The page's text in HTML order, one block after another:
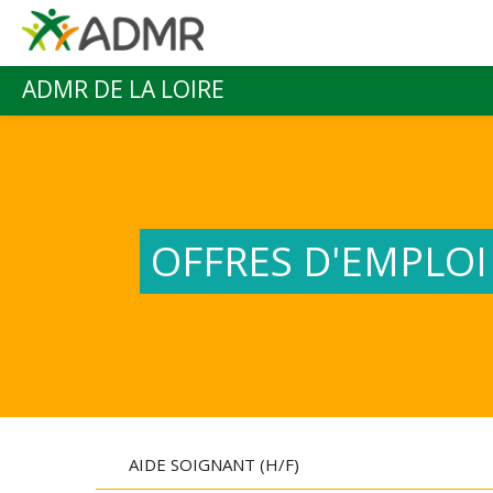
Aller au contenu principal
ADMR DE LA LOIRE
OFFRES D'EMPLOI
AIDE SOIGNANT (H/F)